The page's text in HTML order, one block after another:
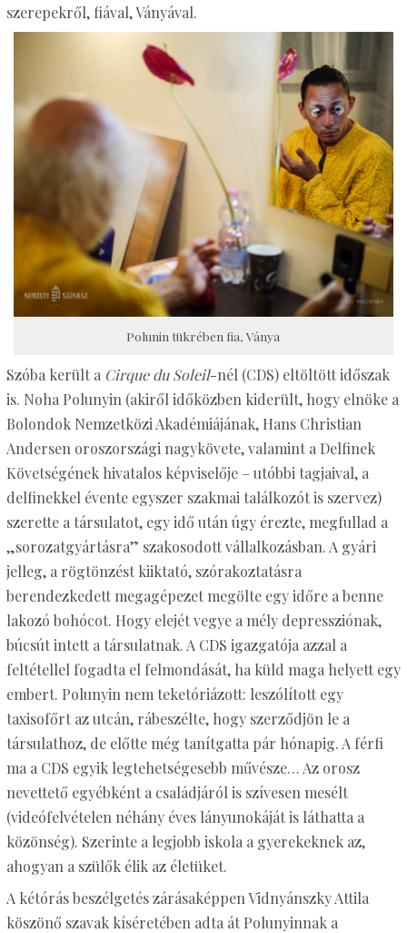
szerepekről, fiával, Ványával.
Polunin tükrében fia, Ványa
Szóba került a Cirque du Soleil-nél (CDS) eltöltött időszak
is. Noha Polunyin (akiről időközben kiderült, hogy elnöke a
Bolondok Nemzetközi Akadémiájának, Hans Christian
Andersen oroszországi nagykövete, valamint a Delfinek
Követségének hivatalos képviselője – utóbbi tagjaival, a
delfinekkel évente egyszer szakmai találkozót is szervez)
szerette a társulatot, egy idő után úgy érezte, megfullad a
„sorozatgyártásra” szakosodott vállalkozásban. A gyári
jelleg, a rögtönzést kiiktató, szórakoztatásra
berendezkedett megagépezet megölte egy időre a benne
lakozó bohócot. Hogy elejét vegye a mély depressziónak,
búcsút intett a társulatnak. A CDS igazgatója azzal a
feltétellel fogadta el felmondását, ha küld maga helyett egy
embert. Polunyin nem teketóriázott: leszólított egy
taxisofőrt az utcán, rábeszélte, hogy szerződjön le a
társulathoz, de előtte még tanítgatta pár hónapig. A férfi
ma a CDS egyik legtehetségesebb művésze… Az orosz
nevettető egyébként a családjáról is szívesen mesélt
(videófelvételen néhány éves lányunokáját is láthatta a
közönség). Szerinte a legjobb iskola a gyerekeknek az,
ahogyan a szülők élik az életüket.
A kétórás beszélgetés zárásaképpen Vidnyánszky Attila
köszönő szavak kíséretében adta át Polunyinnak a